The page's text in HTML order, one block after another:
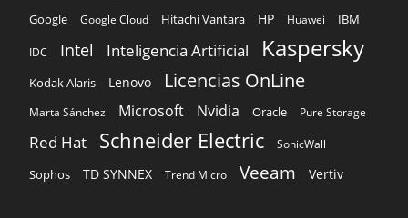
Google Google Cloud Hitachi Vantara HP Huawei IBM
IDC Intel Inteligencia Artificial Kaspersky
Kodak Alaris Lenovo Licencias OnLine
Marta Sánchez Microsoft Nvidia Oracle Pure Storage
Red Hat Schneider Electric SonicWall
Sophos TD SYNNEX Trend Micro Veeam Vertiv